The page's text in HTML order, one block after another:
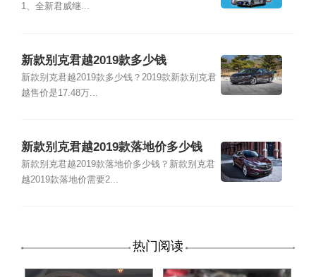
1、全新君威继...
新款别克君越2019款多少钱
新款别克君越2019款多少钱？2019款新款别克君
越售价是17.48万...
新款别克君越2019款落地价多少钱
新款别克君越2019款落地价多少钱？新款别克君
越2019款落地价需要2...
热门阅读